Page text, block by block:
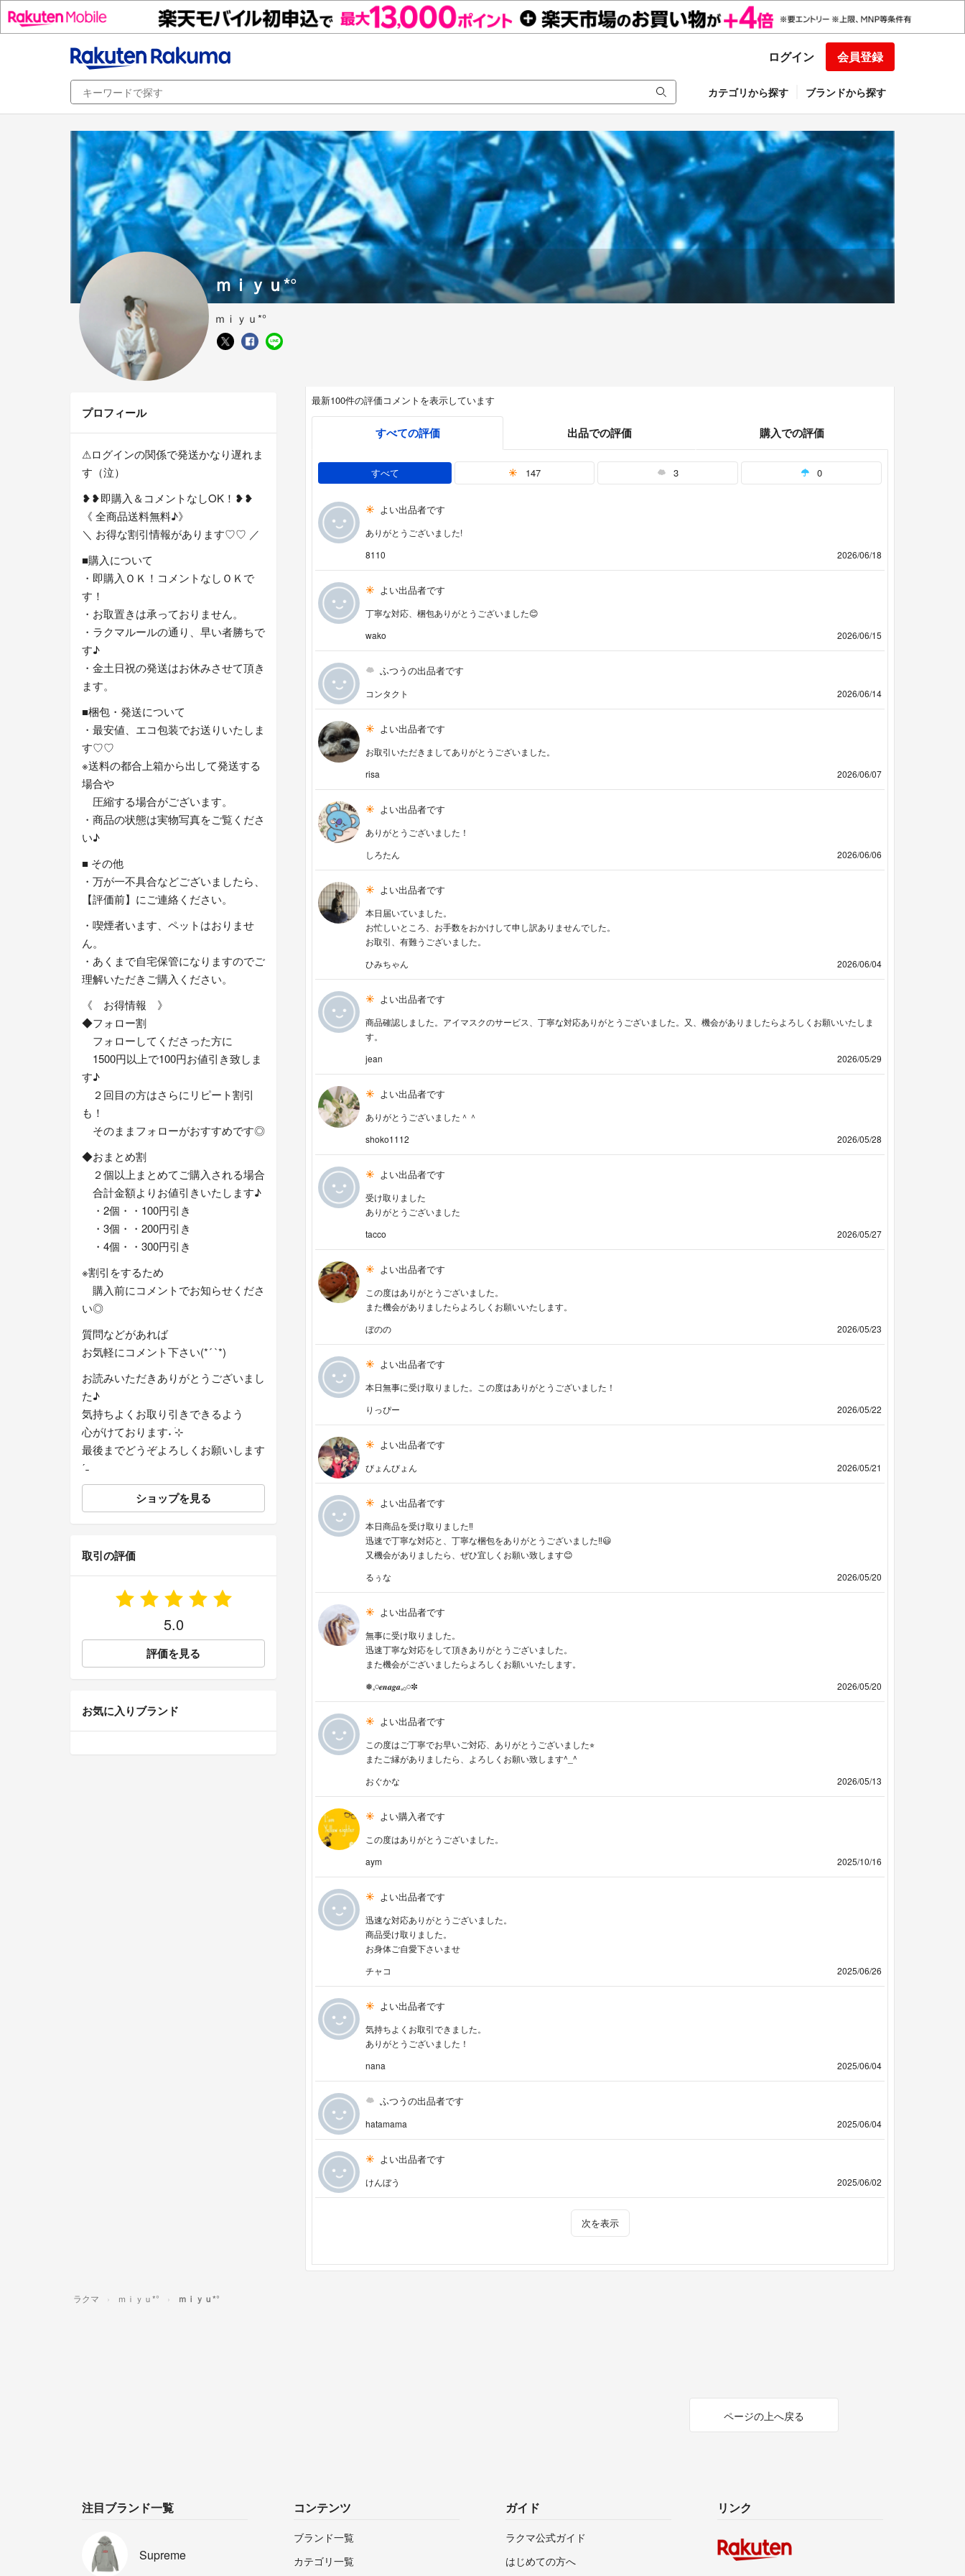
ログイン 会員登録
カテゴリから探す ブランドから探す
ｍｉｙｕ*°
ｍｉｙｕ*°
最新100件の評価コメントを表示しています
すべての評価 出品での評価 購入での評価
すべて 147 3 0
よい出品者です
ありがとうございました!
8110
2026/06/18
よい出品者です
丁寧な対応、梱包ありがとうございました😊
wako
2026/06/15
ふつうの出品者です
コンタクト 2026/06/14
よい出品者です
お取引いただきましてありがとうございました。
risa
2026/06/07
よい出品者です
ありがとうございました！
しろたん
2026/06/06
よい出品者です
本日届いていました。
お忙しいところ、お手数をおかけして申し訳ありませんでした。
お取引、有難うございました。
ひみちゃん
2026/06/04
よい出品者です
商品確認しました。アイマスクのサービス、丁寧な対応ありがとうございました。又、機会がありましたらよろしくお願いいたしま
す。
jean
2026/05/29
よい出品者です
ありがとうございました＾＾
shoko1112
2026/05/28
よい出品者です
受け取りました
ありがとうございました
tacco
2026/05/27
よい出品者です
この度はありがとうございました。
また機会がありましたらよろしくお願いいたします。
ぼのの
2026/05/23
よい出品者です
本日無事に受け取りました。この度はありがとうございました！
りっぴー
2026/05/22
よい出品者です
びょんびょん 2026/05/21
よい出品者です
本日商品を受け取りました‼️
迅速で丁寧な対応と、丁寧な梱包をありがとうございました‼️😃
又機会がありましたら、ぜひ宜しくお願い致します😊
るぅな
2026/05/20
よい出品者です
無事に受け取りました。
迅速丁寧な対応をして頂きありがとうございました。
また機会がございましたらよろしくお願いいたします。
❅𓈒𓏸𝒆𝒏𝒂𝒈𝒂𓈒𓂂𓏸✼
2026/05/20
よい出品者です
この度はご丁寧でお早いご対応、ありがとうございました⭐︎
またご縁がありましたら、よろしくお願い致します^_^
おぐかな
2026/05/13
よい購入者です
この度はありがとうございました。
aym
2025/10/16
よい出品者です
迅速な対応ありがとうございました。
商品受け取りました。
お身体ご自愛下さいませ
チャコ
2025/06/26
よい出品者です
気持ちよくお取引できました。
ありがとうございました！
nana
2025/06/04
ふつうの出品者です
hatamama 2025/06/04
よい出品者です
けんぼう 2025/06/02
次を表示
プロフィール
⚠︎ログインの関係で発送かなり遅れま
す（泣）
❥❥即購入＆コメントなしOK！❥❥
《 全商品送料無料♪》
＼ お得な割引情報があります♡♡ ／
■購入について
・即購入ＯＫ！コメントなしＯＫで
す！
・お取置きは承っておりません。
・ラクマルールの通り、早い者勝ちで
す♪
・金土日祝の発送はお休みさせて頂き
ます。
■梱包・発送について
・最安値、エコ包装でお送りいたしま
す♡♡
※送料の都合上箱から出して発送する
場合や
圧縮する場合がございます。
・商品の状態は実物写真をご覧くださ
い♪
■ その他
・万が一不具合などございましたら、
【評価前】にご連絡ください。
・喫煙者います、ペットはおりませ
ん。
・あくまで自宅保管になりますのでご
理解いただきご購入ください。
《 お得情報 》
◆フォロー割
フォローしてくださった方に
1500円以上で100円お値引き致しま
す♪
２回目の方はさらにリピート割引
も！
そのままフォローがおすすめです◎
◆おまとめ割
２個以上まとめてご購入される場合
合計金額よりお値引きいたします♪
・2個・・100円引き
・3個・・200円引き
・4個・・300円引き
※割引をするため
購入前にコメントでお知らせくださ
い◎
質問などがあれば
お気軽にコメント下さい(*´ `*)
お読みいただきありがとうございまし
た♪
気持ちよくお取り引きできるよう
心がけております˖ ࣪⊹
最後までどうぞよろしくお願いします
ˊ˗
ショップを見る
取引の評価
5.0
評価を見る
お気に入りブランド
ラクマ ｍｉｙｕ*° ｍｉｙｕ*°
ページの上へ戻る
注目ブランド一覧
Supreme
コンテンツ
ブランド一覧
カテゴリ一覧
ガイド
ラクマ公式ガイド
はじめての方へ
リンク